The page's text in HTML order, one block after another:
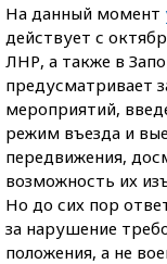
На данный момент
действует с
ЛНР, а также в
предусматривает
мероприятий,
режим въезда и
передвижения,
возможность их
Но до сих пор
за нарушение
положения, а не